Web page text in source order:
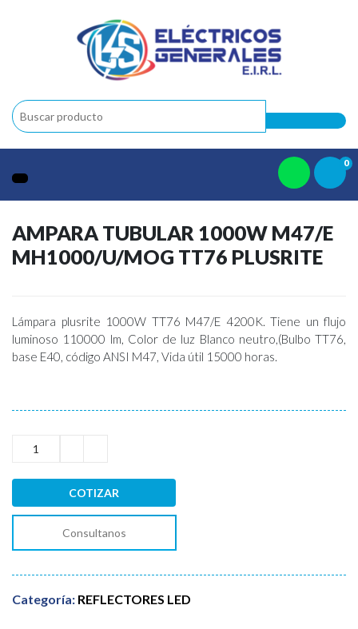
0
AMPARA TUBULAR 1000W M47/E
MH1000/U/MOG TT76 PLUSRITE
Lámpara plusrite 1000W TT76 M47/E 4200K. Tiene un flujo
luminoso 110000 lm, Color de luz Blanco neutro,(Bulbo TT76,
base E40, código ANSI M47, Vida útil 15000 horas.
COTIZAR
Consultanos
Categoría: REFLECTORES LED